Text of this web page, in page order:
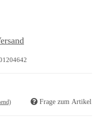
Frage zum Artikel